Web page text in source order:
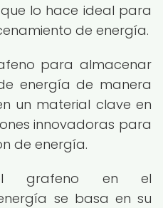
lo hace ideal para
de energía.
para almacenar
energía de manera
un material clave en
innovadoras para
de energía.
grafeno en el
se basa en su